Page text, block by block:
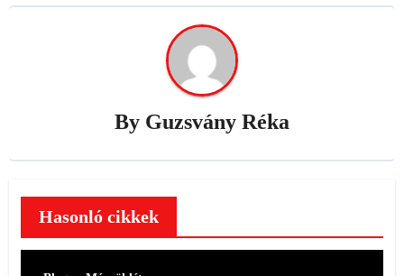
By Guzsvány Réka
Hasonló cikkek